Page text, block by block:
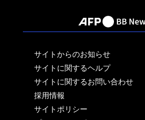
サイトからのお知らせ
サイトに関するヘルプ
サイトに関するお問い合わせ
採用情報
サイトポリシー